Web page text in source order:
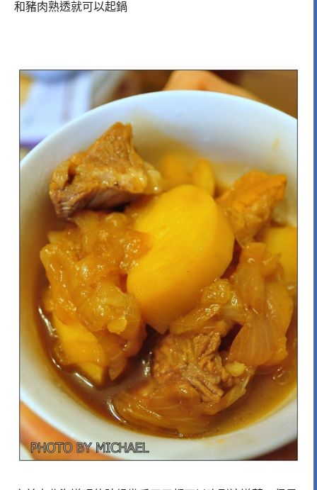
和豬肉熟透就可以起鍋